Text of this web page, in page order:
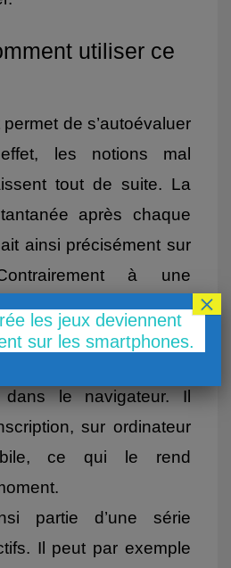
utiliser ce
de s’autoévaluer
les notions mal
tout de suite. La
après chaque
ainsi précisément sur
à une
ce quiz peut être refait
Cela favorise la
dans le navigateur. Il
sur ordinateur
ce qui le rend
partie d’une série
Il peut par exemple
les jeux deviennent
sur les smartphones.
×